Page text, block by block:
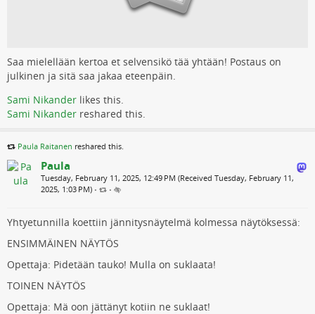
Saa mielellään kertoa et selvensikö tää yhtään! Postaus on
julkinen ja sitä saa jakaa eteenpäin.
Sami Nikander likes this.
Sami Nikander reshared this.
Paula Raitanen reshared this.
Paula
Tuesday, February 11, 2025, 12:49 PM (Received Tuesday, February 11,
2025, 1:03 PM) • •
Yhtyetunnilla koettiin jännitysnäytelmä kolmessa näytöksessä:
ENSIMMÄINEN NÄYTÖS
Opettaja: Pidetään tauko! Mulla on suklaata!
TOINEN NÄYTÖS
Opettaja: Mä oon jättänyt kotiin ne suklaat!